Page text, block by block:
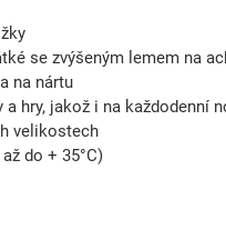
se zvýšeným lemem na
na nártu
hry, jakož i na každodenní
velikostech
do + 35°C)